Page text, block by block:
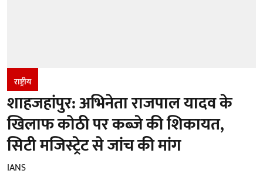
राष्ट्रीय
शाहजहांपुर: अभिनेता राजपाल यादव के
खिलाफ कोठी पर कब्जे की शिकायत,
सिटी मजिस्ट्रेट से जांच की मांग
IANS